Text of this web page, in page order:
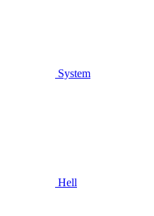
System
Hell